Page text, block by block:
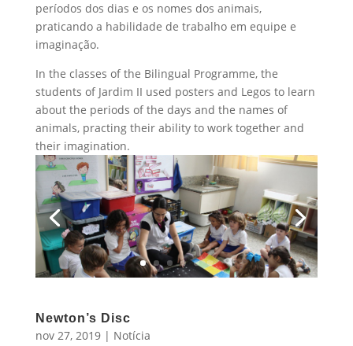
períodos dos dias e os nomes dos animais,
praticando a habilidade de trabalho em equipe e
imaginação.
In the classes of the Bilingual Programme, the
students of Jardim II used posters and Legos to learn
about the periods of the days and the names of
animals, practing their ability to work together and
their imagination.
Newton’s Disc
nov 27, 2019| Notícia